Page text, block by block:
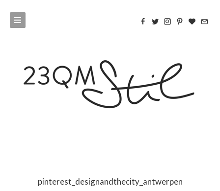
pinterest_designandthecity_antwerpen